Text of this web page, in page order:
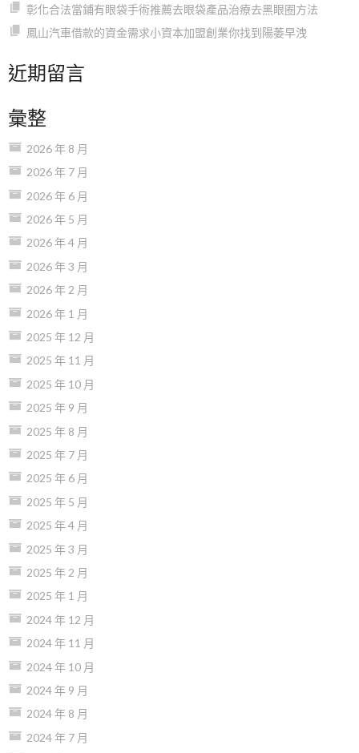
彰化合法當鋪有眼袋手術推薦去眼袋產品治療去黑眼圈方法
鳳山汽車借款的資金需求小資本加盟創業你找到陽萎早洩
近期留言
彙整
2026 年 8 月
2026 年 7 月
2026 年 6 月
2026 年 5 月
2026 年 4 月
2026 年 3 月
2026 年 2 月
2026 年 1 月
2025 年 12 月
2025 年 11 月
2025 年 10 月
2025 年 9 月
2025 年 8 月
2025 年 7 月
2025 年 6 月
2025 年 5 月
2025 年 4 月
2025 年 3 月
2025 年 2 月
2025 年 1 月
2024 年 12 月
2024 年 11 月
2024 年 10 月
2024 年 9 月
2024 年 8 月
2024 年 7 月